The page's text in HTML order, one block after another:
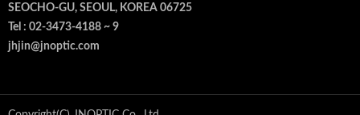
SEOCHO-GU, SEOUL, KOREA 06725
Tel : 02-3473-4188 ~ 9
jhjin@jnoptic.com